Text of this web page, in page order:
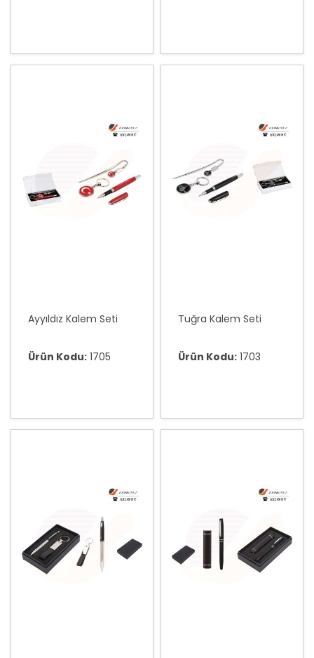
Ayyıldız Kalem Seti
Ürün Kodu: 1705
Tuğra Kalem Seti
Ürün Kodu: 1703